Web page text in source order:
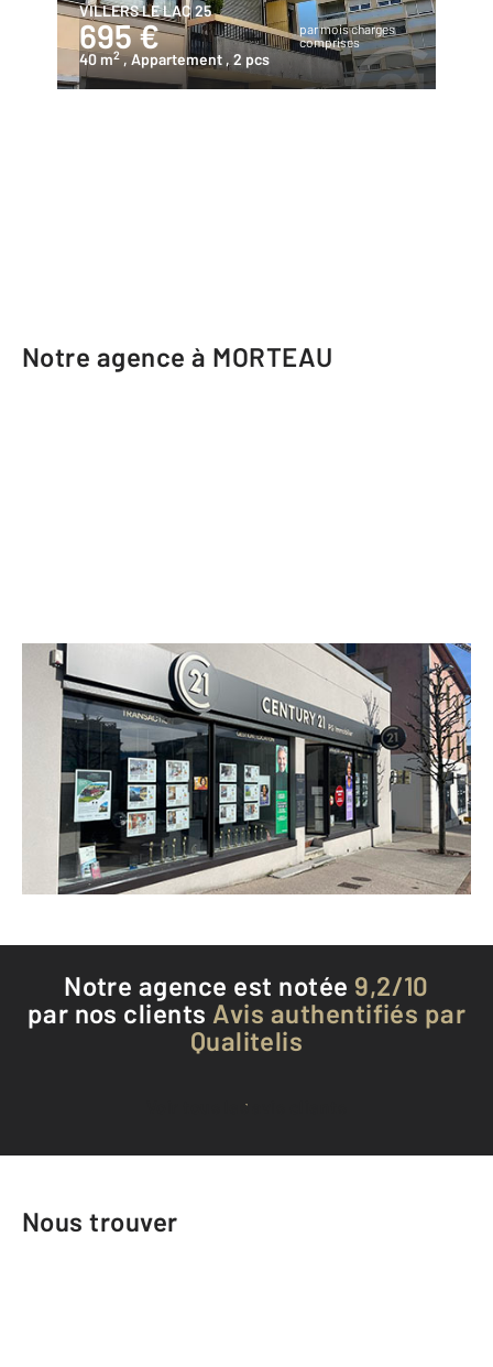
VILLERS LE LAC 25
695 €
par mois charges
comprises
40 m2 , Appartement, 2 pcs
Notre agence à MORTEAU
CENTURY 21 Avenir Immobilier
1 rue de L'Helvetie
MORTEAU - 25500
Envoyer un message
Téléphoner à l'agence
Notre agence est notée 9,2/10
par nos clients Avis authentifiés par
Qualitelis
Voir tous les avis clients
Nous trouver